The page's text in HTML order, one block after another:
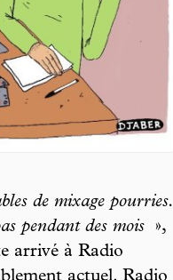
de mixage pourries.
pendant des mois
»,
arrivé à Radio